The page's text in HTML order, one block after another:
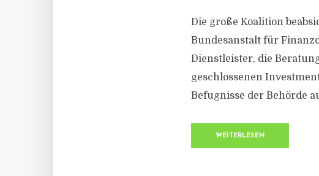
Die große Koalition
Bundesanstalt für
Dienstleister, die
geschlossenen
Befugnisse der Behörde
WEITERLESEN